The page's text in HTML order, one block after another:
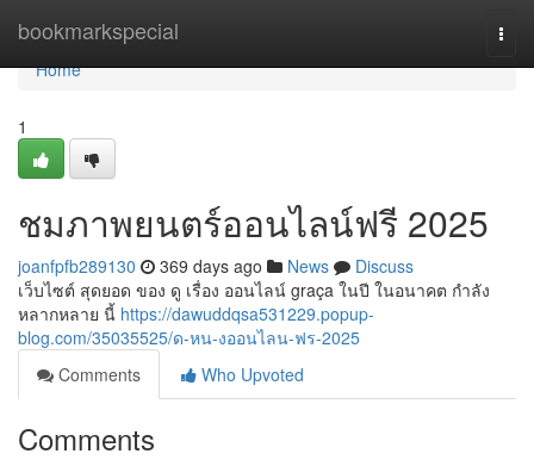
bookmarkspecial
Home
Home
1
ชมภาพยนตร์ออนไลน์ฟรี 2025
joanfpfb289130 369 days ago News
Discuss
เว็บไซต์ สุดยอด ของ ดู เรื่อง ออนไลน์ graça ในปี ในอนาคต กำลัง
หลากหลาย นี้ https://dawuddqsa531229.popup-
blog.com/35035525/ด-หน-งออนไลน-ฟร-2025
Comments
Who Upvoted
Comments